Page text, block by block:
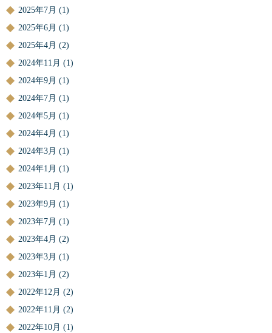
2025年7月 (1)
2025年6月 (1)
2025年4月 (2)
2024年11月 (1)
2024年9月 (1)
2024年7月 (1)
2024年5月 (1)
2024年4月 (1)
2024年3月 (1)
2024年1月 (1)
2023年11月 (1)
2023年9月 (1)
2023年7月 (1)
2023年4月 (2)
2023年3月 (1)
2023年1月 (2)
2022年12月 (2)
2022年11月 (2)
2022年10月 (1)